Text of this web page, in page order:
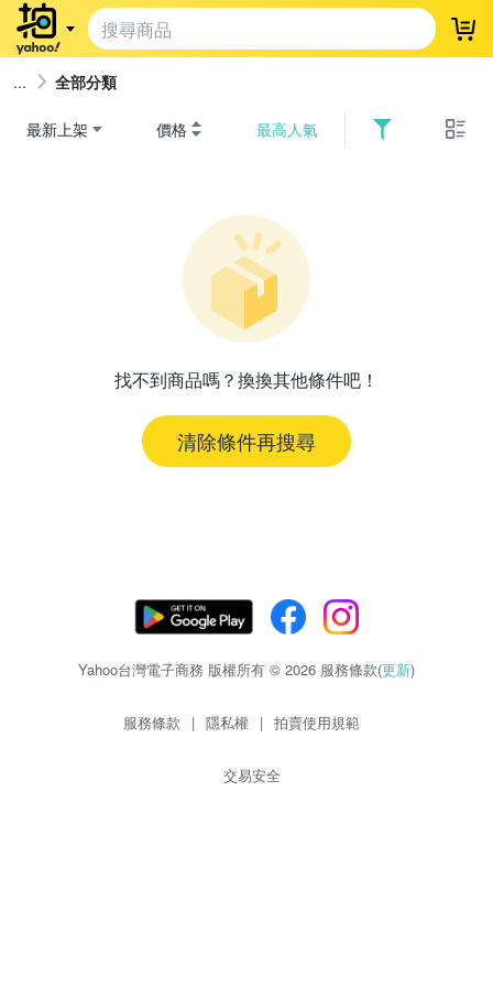
登
全部分類
最新上架 價格 最高人氣
找不到商品嗎？換換其他條件吧！
清除條件再搜尋
Yahoo台灣電子商務 版權所有 © 2026 服務條款(更新)
服務條款 | 隱私權 | 拍賣使用規範
交易安全